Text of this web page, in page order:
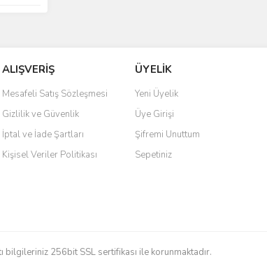
ALIŞVERİŞ
Mesafeli Satış Sözleşmesi
Gizlilik ve Güvenlik
İptal ve İade Şartları
Kişisel Veriler Politikası
ÜYELİK
Yeni Üyelik
Üye Girişi
Şifremi Unuttum
Sepetiniz
bilgileriniz 256bit SSL sertifikası ile korunmaktadır.